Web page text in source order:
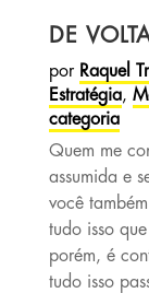
DE
por Raquel
Estratégia,
categoria
Quem me
assumida e
você
tudo isso
porém, é
tudo isso